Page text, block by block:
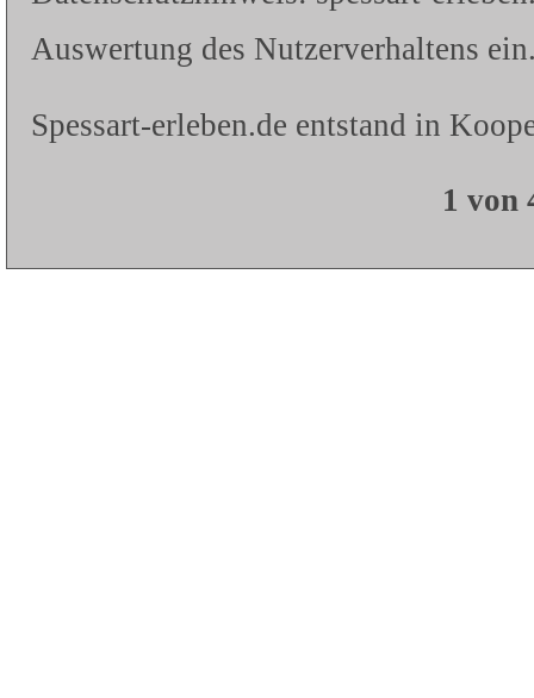
Auswertung des Nutzerverhaltens
Spessart-erleben.de entstand in
1 von